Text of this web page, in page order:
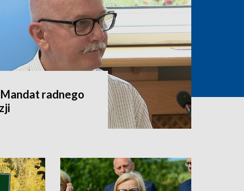
Mandat radnego